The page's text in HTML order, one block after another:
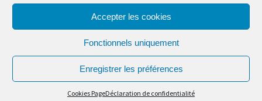
Accepter les cookies
Fonctionnels uniquement
Enregistrer les préférences
Cookies PageDéclaration de confidentialité
© Ferronnerie d'Art Nico Betzen 2026.